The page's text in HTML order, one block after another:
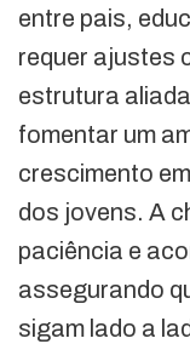
entre pais,
requer ajustes
estrutura
fomentar um
crescimento
dos jovens. A
paciência e
assegurando
sigam lado a